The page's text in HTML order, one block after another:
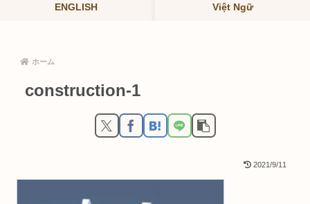
ENGLISH Việt Ngữ
ホーム
construction-1
2021/9/11